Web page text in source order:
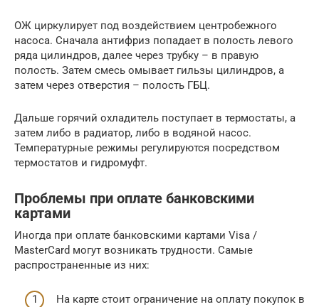
ОЖ циркулирует под воздействием центробежного
насоса. Сначала антифриз попадает в полость левого
ряда цилиндров, далее через трубку – в правую
полость. Затем смесь омывает гильзы цилиндров, а
затем через отверстия – полость ГБЦ.
Дальше горячий охладитель поступает в термостаты, а
затем либо в радиатор, либо в водяной насос.
Температурные режимы регулируются посредством
термостатов и гидромуфт.
Проблемы при оплате банковскими
картами
Иногда при оплате банковскими картами Visa /
MasterCard могут возникать трудности. Самые
распространенные из них:
На карте стоит ограничение на оплату покупок в